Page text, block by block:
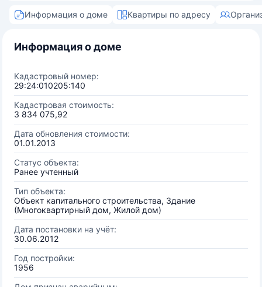
Информация о доме Квартиры по адресу
Информация о доме
Кадастровый номер:
29:24:010205:140
Кадастровая стоимость:
3 834 075,92
Дата обновления стоимости:
01.01.2013
Статус объекта:
Ранее учтенный
Тип объекта:
Объект капитального строительства, Здание
(Многоквартирный дом, Жилой дом)
Дата постановки на учёт:
30.06.2012
Год постройки:
1956